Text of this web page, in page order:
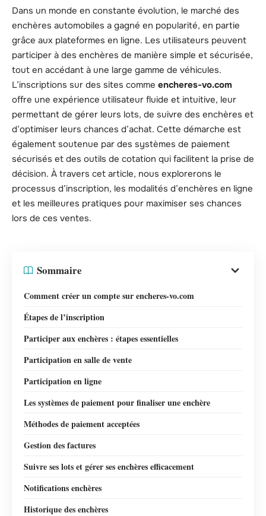
Dans un monde en constante évolution, le marché des
enchères automobiles a gagné en popularité, en partie
grâce aux plateformes en ligne. Les utilisateurs peuvent
participer à des enchères de manière simple et sécurisée,
tout en accédant à une large gamme de véhicules.
L’inscriptions sur des sites comme encheres-vo.com
offre une expérience utilisateur fluide et intuitive, leur
permettant de gérer leurs lots, de suivre des enchères et
d’optimiser leurs chances d’achat. Cette démarche est
également soutenue par des systèmes de paiement
sécurisés et des outils de cotation qui facilitent la prise de
décision. À travers cet article, nous explorerons le
processus d’inscription, les modalités d’enchères en ligne
et les meilleures pratiques pour maximiser ses chances
lors de ces ventes.
Sommaire
Comment créer un compte sur encheres-vo.com
Étapes de l’inscription
Participer aux enchères : étapes essentielles
Participation en salle de vente
Participation en ligne
Les systèmes de paiement pour finaliser une enchère
Méthodes de paiement acceptées
Gestion des factures
Suivre ses lots et gérer ses enchères efficacement
Notifications enchères
Historique des enchères